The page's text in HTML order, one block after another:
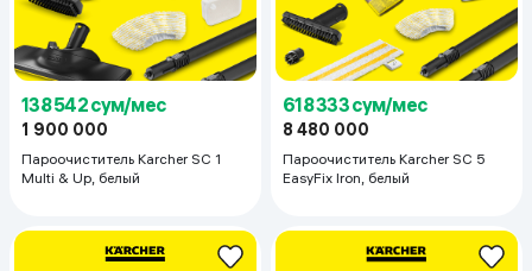
138 542 сум/мес
1 900 000
Пароочиститель Karcher SC 1
Multi & Up, белый
618 333 сум/мес
8 480 000
Пароочиститель Karcher SC 5
EasyFix Iron, белый